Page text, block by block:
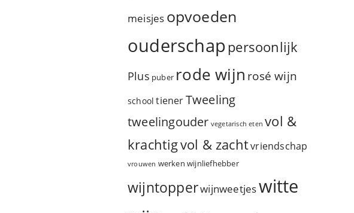
meisjes opvoeden
ouderschappersoonlijk
Plus puber rode wijn rosé wijn
school tienerTweeling
tweelingouder vegetarisch eten vol &
krachtigvol & zachtvriendschap
vrouwen werken wijnliefhebber
wijntopperwijnweetjeswitte